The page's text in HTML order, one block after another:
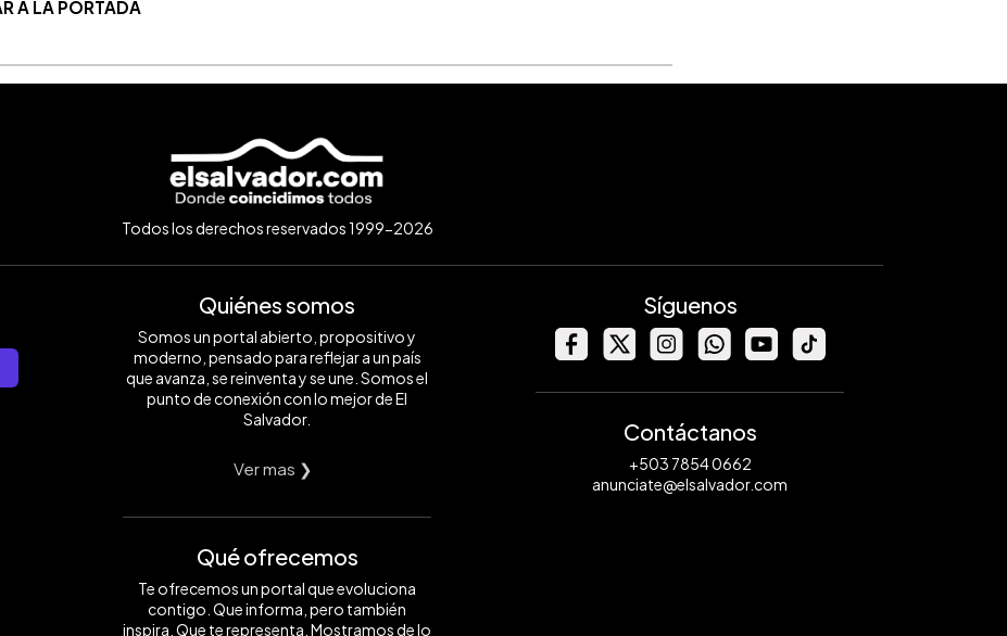
A LA PORTADA
Todos los derechos reservados 1999-2026
Quiénes somos
Somos un portal abierto, propositivo y
moderno, pensado para reflejar a un país
que avanza, se reinventa y se une. Somos el
punto de conexión con lo mejor de El
Salvador.
Ver mas ❯
Qué ofrecemos
Te ofrecemos un portal que evoluciona
contigo. Que informa, pero también
inspira. Que te representa. Mostramos de lo
Síguenos
Contáctanos
+503 7854 0662
anunciate@elsalvador.com